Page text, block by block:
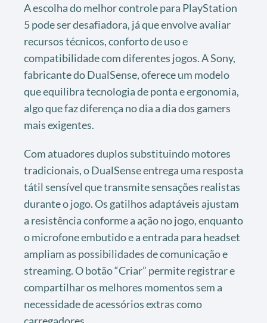
A escolha do melhor controle para PlayStation
5 pode ser desafiadora, já que envolve avaliar
recursos técnicos, conforto de uso e
compatibilidade com diferentes jogos. A Sony,
fabricante do DualSense, oferece um modelo
que equilibra tecnologia de ponta e ergonomia,
algo que faz diferença no dia a dia dos gamers
mais exigentes.
Com atuadores duplos substituindo motores
tradicionais, o DualSense entrega uma resposta
tátil sensível que transmite sensações realistas
durante o jogo. Os gatilhos adaptáveis ajustam
a resistência conforme a ação no jogo, enquanto
o microfone embutido e a entrada para headset
ampliam as possibilidades de comunicação e
streaming. O botão “Criar” permite registrar e
compartilhar os melhores momentos sem a
necessidade de acessórios extras como